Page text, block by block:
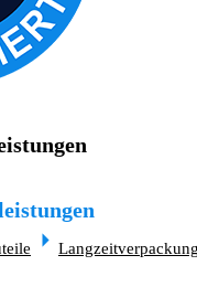
Langzeitverpackung